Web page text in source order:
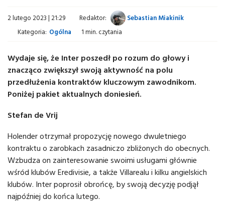
2 lutego 2023 | 21:29 Redaktor:
Sebastian Miakinik
Kategoria: Ogólna 1 min. czytania
Wydaje się, że Inter poszedł po rozum do głowy i
znacząco zwiększył swoją aktywność na polu
przedłużenia kontraktów kluczowym zawodnikom.
Poniżej pakiet aktualnych doniesień.
Stefan de Vrij
Holender otrzymał propozycję nowego dwuletniego
kontraktu o zarobkach zasadniczo zbliżonych do obecnych.
Wzbudza on zainteresowanie swoimi usługami głównie
wśród klubów Eredivisie, a także Villarealu i kilku angielskich
klubów. Inter poprosił obrońcę, by swoją decyzję podjął
najpóźniej do końca lutego.